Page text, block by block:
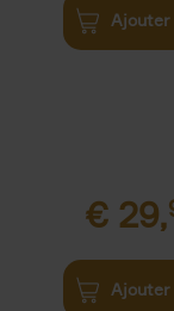
Ajouter
€ 29,
Ajouter